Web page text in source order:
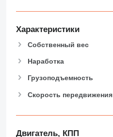
928
938
950
953
962
963
972
Характеристики
Собственный вес
Наработка
Грузоподъемность
Скорость передвижения
Двигатель, КПП